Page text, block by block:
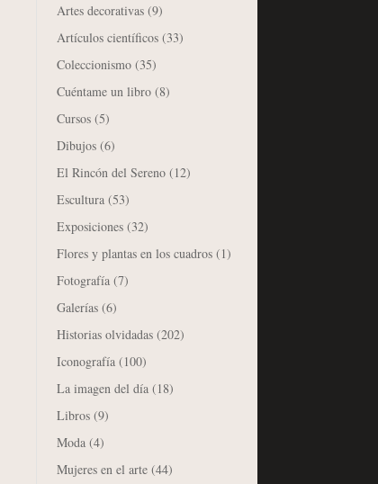
Artes decorativas (9)
Artículos científicos (33)
Coleccionismo (35)
Cuéntame un libro (8)
Cursos (5)
Dibujos (6)
El Rincón del Sereno (12)
Escultura (53)
Exposiciones (32)
Flores y plantas en los cuadros (1)
Fotografía (7)
Galerías (6)
Historias olvidadas (202)
Iconografía (100)
La imagen del día (18)
Libros (9)
Moda (4)
Mujeres en el arte (44)